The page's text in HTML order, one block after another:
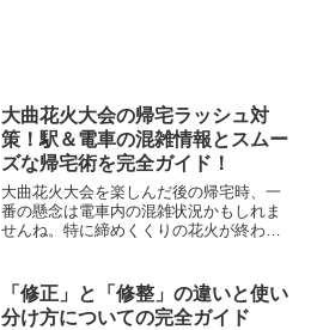
大曲花火大会の帰宅ラッシュ対
策！駅＆電車の混雑情報とスムー
ズな帰宅術を完全ガイド！
大曲花火大会を楽しんだ後の帰宅時、一
番の懸念は電車内の混雑状況かもしれま
せんね。特に締めくくりの花火が終わっ
べきです。そんな心配を解消するため
に、鉄道を用いてスムーズに...
「修正」と「修整」の違いと使い
分け方についての完全ガイド